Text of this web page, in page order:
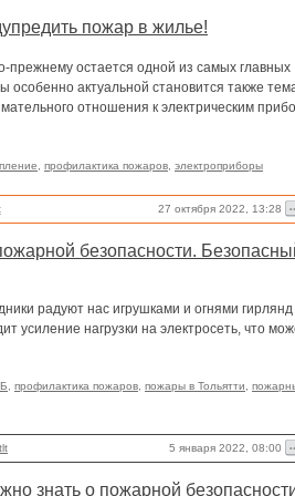
пожар в жилье!
прежнему остается одной из самых главных
особенно актуальной становится также
отношения к электрическим
профилактика пожаров электроприборы
27 октября 2022, 13:28
безопасности.
радуют нас игрушками и огнями
усиление нагрузки на электросеть, что
профилактика пожаров пожары в Тольятти
5 января 2022, 08:00
знать о пожарной